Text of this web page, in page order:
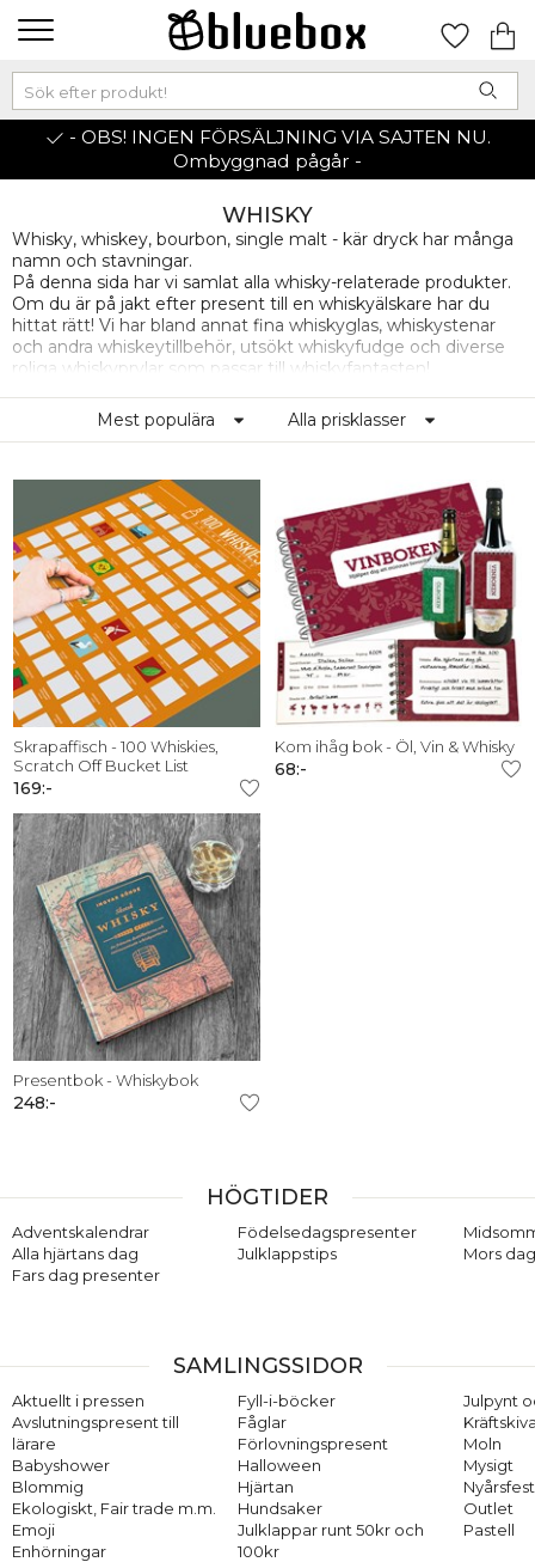
- OBS! INGEN FÖRSÄLJNING VIA SAJTEN NU.
Ombyggnad pågår -
WHISKY
Whisky, whiskey, bourbon, single malt - kär dryck har många
namn och stavningar.
På denna sida har vi samlat alla whisky-relaterade produkter.
Om du är på jakt efter present till en whiskyälskare har du
hittat rätt! Vi har bland annat fina whiskyglas, whiskystenar
och andra whiskeytillbehör, utsökt whiskyfudge och diverse
roliga whiskyprylar som passar till whiskyfantasten!
Mest populära Alla prisklasser
Skrapaffisch - 100 Whiskies,
Scratch Off Bucket List
169:-
Kom ihåg bok - Öl, Vin & Whisky
68:-
Presentbok - Whiskybok
248:-
HÖGTIDER
Adventskalendrar
Alla hjärtans dag
Fars dag presenter
Födelsedagspresenter
Julklappstips
Mors
SAMLINGSSIDOR
Aktuellt i pressen
Avslutningspresent till
lärare
Babyshower
Blommig
Ekologiskt, Fair trade m.m.
Emoji
Enhörningar
Fyll-i-böcker
Fåglar
Förlovningspresent
Halloween
Hjärtan
Hundsaker
Julklappar runt 50kr och
100kr
Julpynt
Moln
Mysigt
Nyårsfest
Outlet
Pastell